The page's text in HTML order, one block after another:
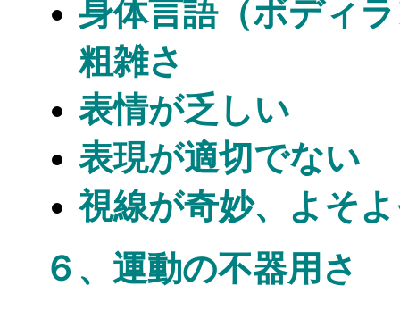
身体言語（ボディ
粗雑さ
表情が乏しい
表現が適切でない
視線が奇妙、よそ
６、運動の不器用さ